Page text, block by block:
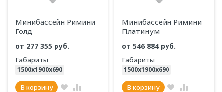
Минибассейн Римини
Голд
от 277 355 руб.
Габариты
1500х1900х690
В корзину
Минибассейн Римини
Платинум
от 546 884 руб.
Габариты
1500х1900х690
В корзину